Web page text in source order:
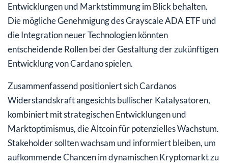
Entwicklungen und Marktstimmung im Blick behalten.
Die mögliche Genehmigung des Grayscale ADA ETF und
die Integration neuer Technologien könnten
entscheidende Rollen bei der Gestaltung der zukünftigen
Entwicklung von Cardano spielen.
Zusammenfassend positioniert sich Cardanos
Widerstandskraft angesichts bullischer Katalysatoren,
kombiniert mit strategischen Entwicklungen und
Marktoptimismus, die Altcoin für potenzielles Wachstum.
Stakeholder sollten wachsam und informiert bleiben, um
aufkommende Chancen im dynamischen Kryptomarkt zu